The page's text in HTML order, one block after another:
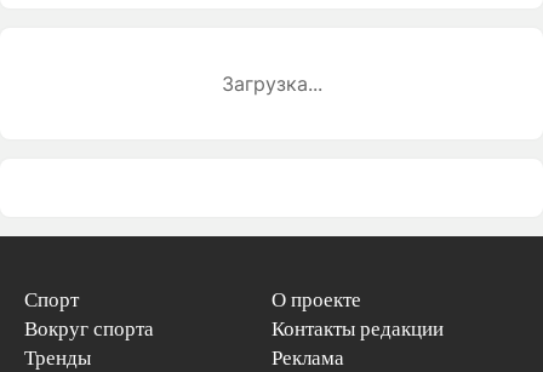
Загрузка...
Спорт
Вокруг спорта
Тренды
О проекте
Контакты редакции
Реклама